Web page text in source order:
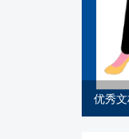
优秀